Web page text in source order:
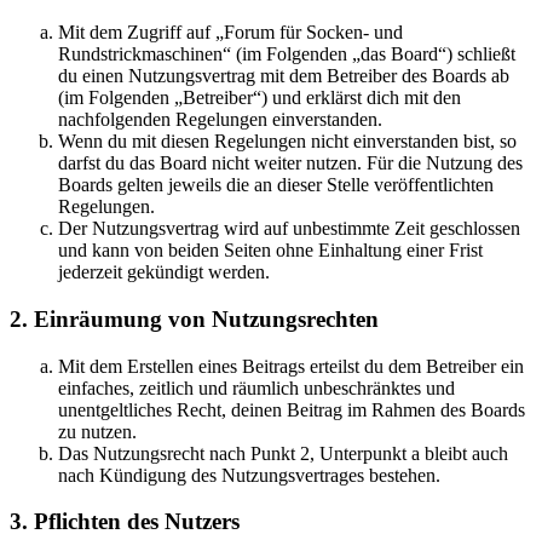
Mit dem Zugriff auf „Forum für Socken- und
Rundstrickmaschinen“ (im Folgenden „das Board“) schließt
du einen Nutzungsvertrag mit dem Betreiber des Boards ab
(im Folgenden „Betreiber“) und erklärst dich mit den
nachfolgenden Regelungen einverstanden.
Wenn du mit diesen Regelungen nicht einverstanden bist, so
darfst du das Board nicht weiter nutzen. Für die Nutzung des
Boards gelten jeweils die an dieser Stelle veröffentlichten
Regelungen.
Der Nutzungsvertrag wird auf unbestimmte Zeit geschlossen
und kann von beiden Seiten ohne Einhaltung einer Frist
jederzeit gekündigt werden.
2. Einräumung von Nutzungsrechten
Mit dem Erstellen eines Beitrags erteilst du dem Betreiber ein
einfaches, zeitlich und räumlich unbeschränktes und
unentgeltliches Recht, deinen Beitrag im Rahmen des Boards
zu nutzen.
Das Nutzungsrecht nach Punkt 2, Unterpunkt a bleibt auch
nach Kündigung des Nutzungsvertrages bestehen.
3. Pflichten des Nutzers